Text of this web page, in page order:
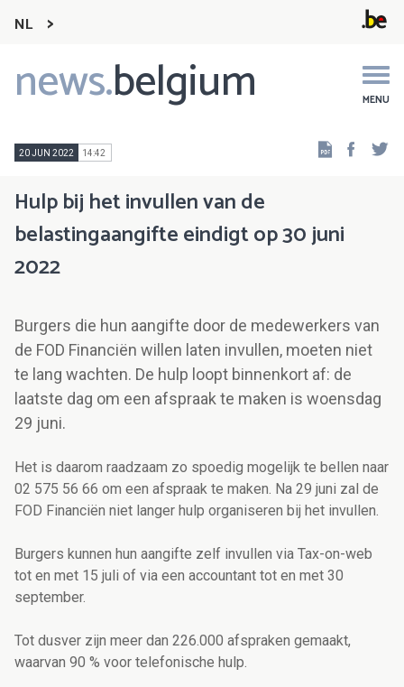
NL
news.belgium MENU
Main
navigation
20 JUN 2022 14:42
Hulp bij het invullen van de
belastingaangifte eindigt op 30 juni
2022
Burgers die hun aangifte door de medewerkers van
de FOD Financiën willen laten invullen, moeten niet
te lang wachten. De hulp loopt binnenkort af: de
laatste dag om een afspraak te maken is woensdag
29 juni.
Het is daarom raadzaam zo spoedig mogelijk te bellen naar
02 575 56 66 om een afspraak te maken. Na 29 juni zal de
FOD Financiën niet langer hulp organiseren bij het invullen.
Burgers kunnen hun aangifte zelf invullen via Tax-on-web
tot en met 15 juli of via een accountant tot en met 30
september.
Tot dusver zijn meer dan 226.000 afspraken gemaakt,
waarvan 90 % voor telefonische hulp.